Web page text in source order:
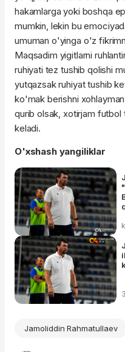
hakamlarga yoki boshqa
mumkin, lekin bu
umuman o'yinga o'z
Maqsadim yigitlarni
ruhiyati tez tushib qolishi
yutqazsak ruhiyat tushib
ko'mak berishni
qurib olsak, xotirjam futbol
keladi.
O'xshash yangiliklar
Jamoliddin Rahmatullaev